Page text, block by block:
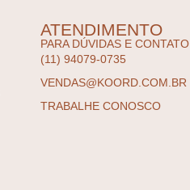
ATENDIMENTO
PARA DÚVIDAS E CONTATO
(11) 94079-0735
VENDAS@KOORD.COM.BR
TRABALHE CONOSCO